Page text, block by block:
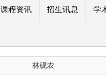
课程资讯 招生讯息 学
林砚农